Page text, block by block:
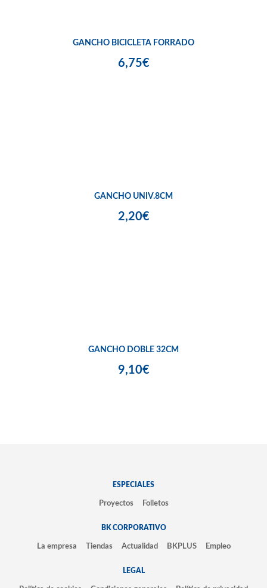
GANCHO BICICLETA FORRADO
6,75€
GANCHO UNIV.8CM
2,20€
GANCHO DOBLE 32CM
9,10€
ESPECIALES
Proyectos Folletos
BK CORPORATIVO
La empresa Tiendas Actualidad BKPLUS Empleo
LEGAL